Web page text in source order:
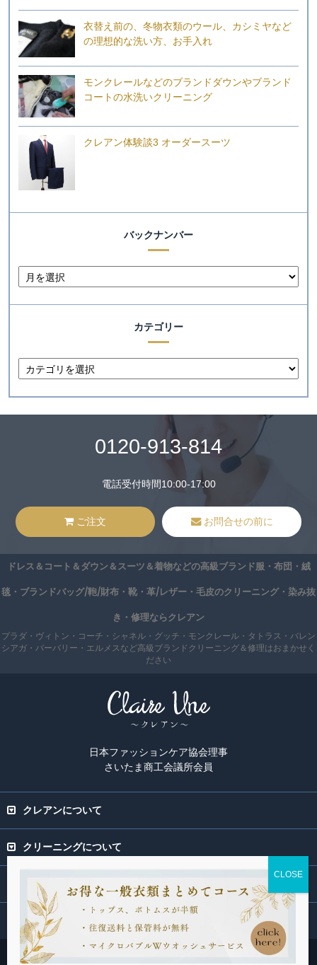
衣替え前の、冬物衣類のウール、カシミヤなど
の理想的な洗い方、お手入れ
モンクレールなどのブランドダウンやブランド
コートの水洗いクリーニング
クレアン体験談3 オーダースーツ
バックナンバー
カテゴリー
0120-913-814
電話受付時間10:00-17:00
ご注文 お問合せの前に
ドレス＆コート＆ダウン＆スーツ＆着物などの高級ブランド服・布団・絨
毯・ブランドバッグ/鞄/財布・靴・革/レザー・毛皮のクリーニング・染み抜
き・修理ならクレアン
プラダ・ヴィトン・コーチ・シャネル・グッチ・モンクレール・タトラス・バレン
シアガ・バーバリー・エルメスなど高級ブランドクリーニング＆修理はおまかせく
ださい
日本ファッションケア協会理事
さいたま商工会議所会員
クレアンについて
クリーニングについて
専門ページ
関連サービス